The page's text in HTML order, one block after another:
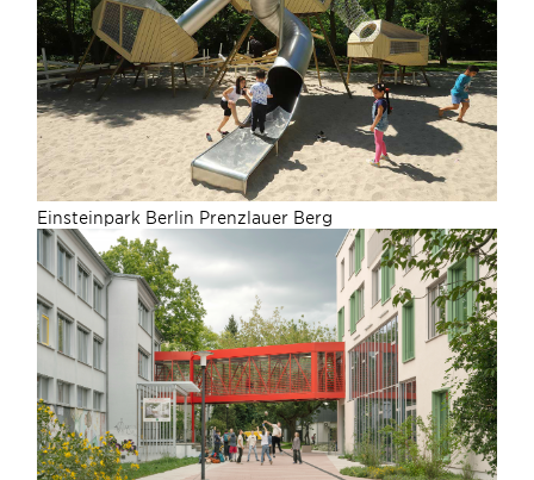
Einsteinpark Berlin Prenzlauer Berg